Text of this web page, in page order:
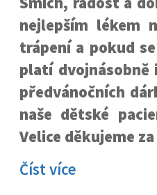
nejlepším lékem
trápení a pokud
platí
předvánočních
naše dětské
Velice děkujeme
Číst více